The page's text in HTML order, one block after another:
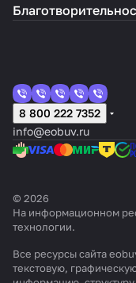
8 800 222 7352
info@eobuv.ru
© 2026
На информационном
технологии.
Все ресурсы сайта
текстовую,